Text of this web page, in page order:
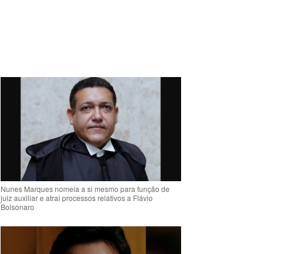
Nunes Marques nomeia a si mesmo para função de
juiz auxiliar e atrai processos relativos a Flávio
Bolsonaro